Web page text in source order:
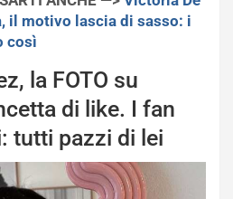
il motivo lascia di sasso: i
così
la FOTO su
di like. I fan
tutti pazzi di lei